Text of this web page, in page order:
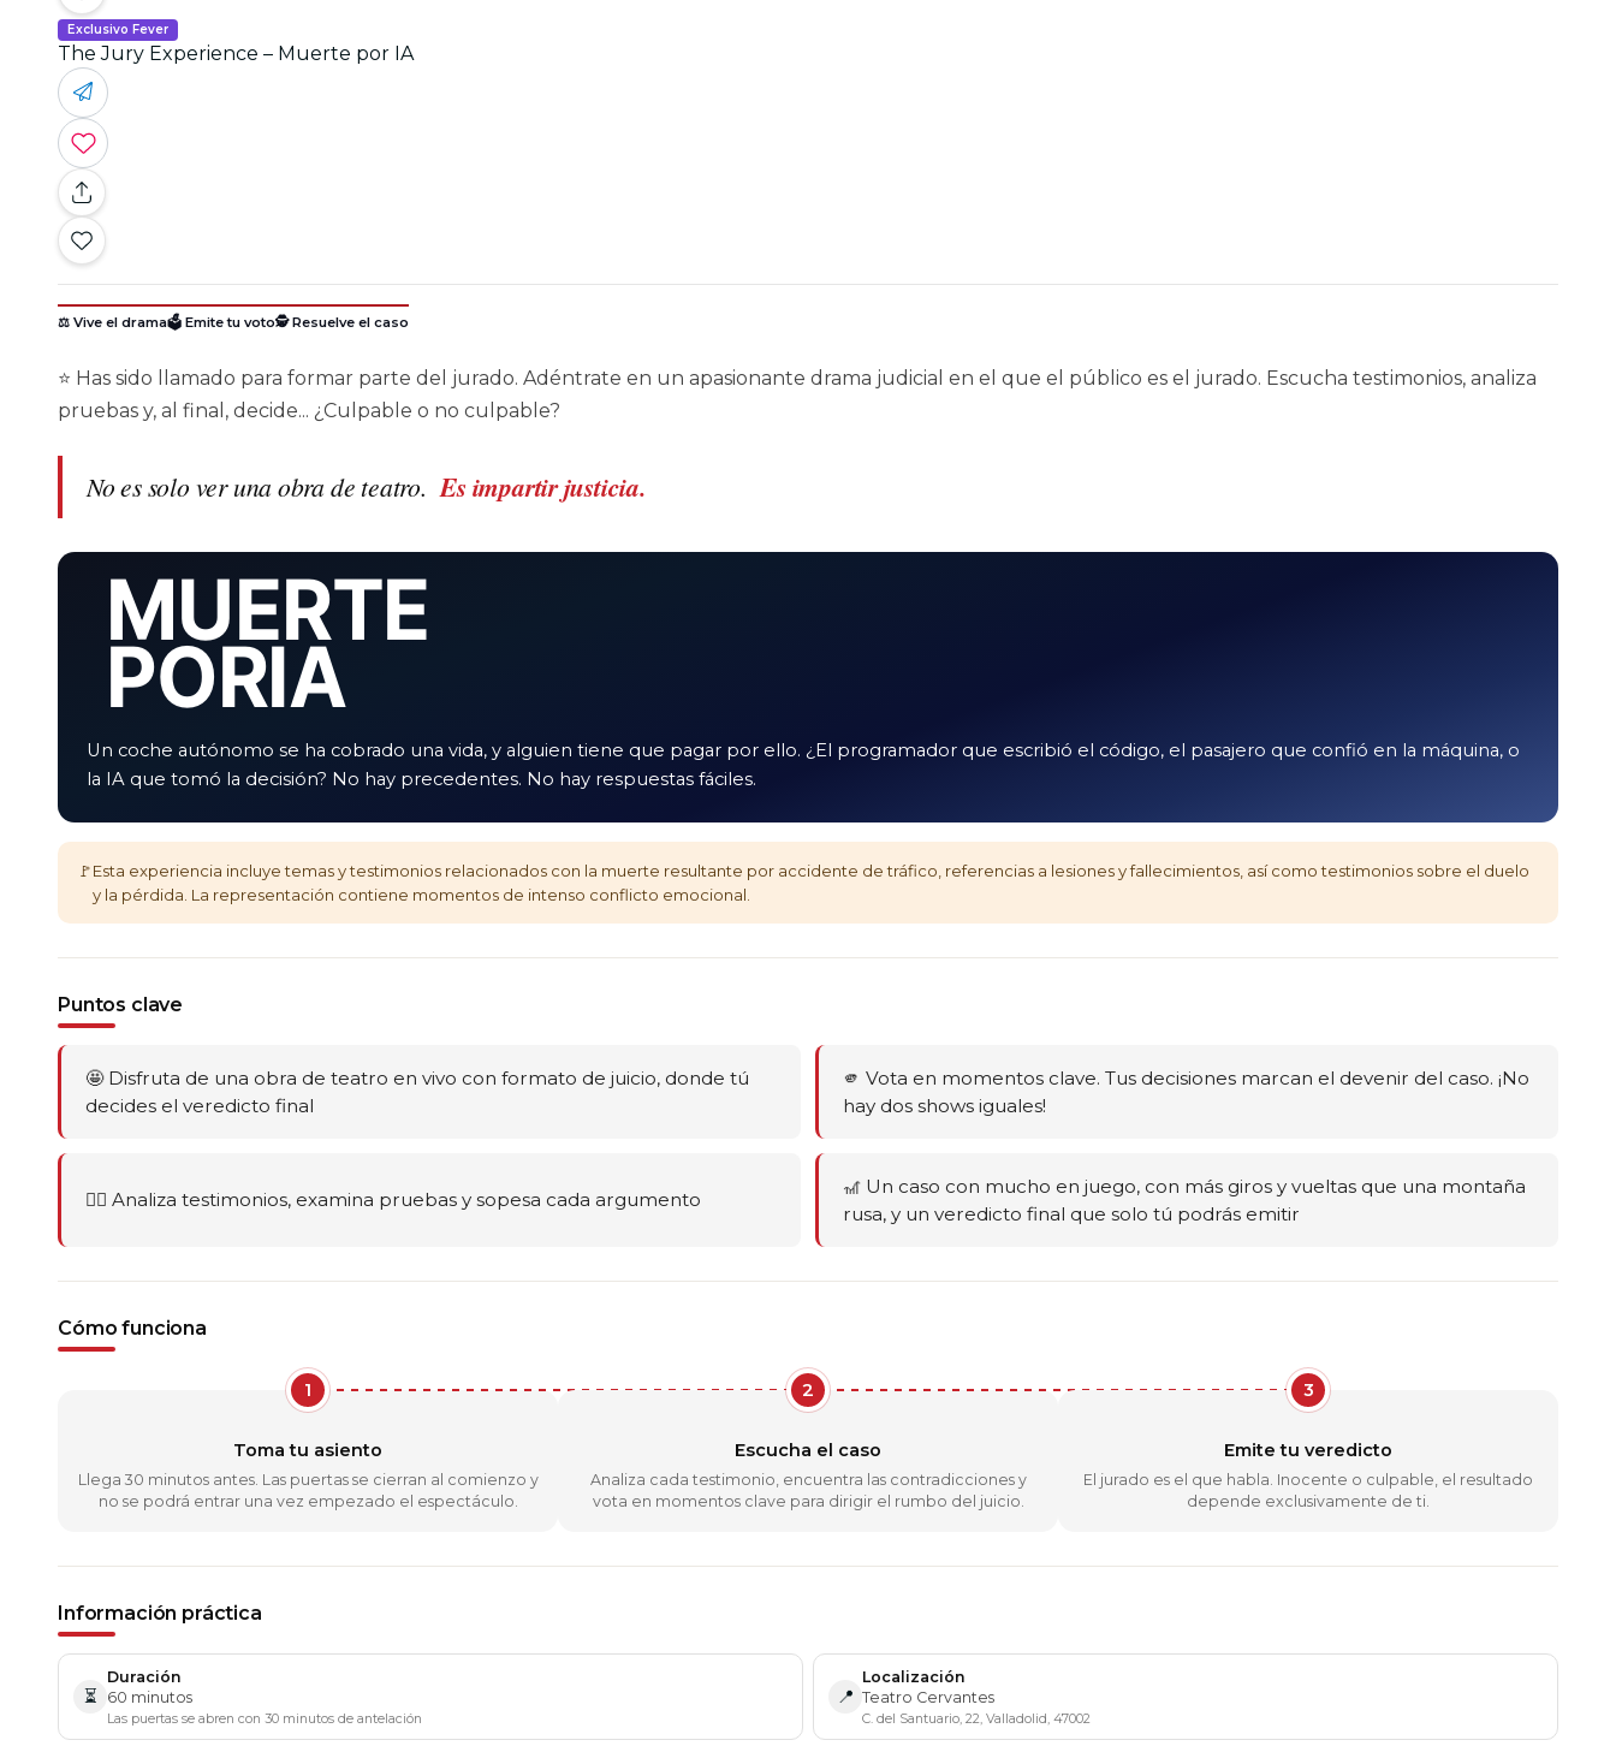
Exclusivo Fever
The Jury Experience – Muerte por IA
⚖️ Vive el drama🗳️ Emite tu voto🕵️ Resuelve el caso
⭐ Has sido llamado para formar parte del jurado. Adéntrate en un apasionante drama judicial en el que el público es el jurado. Escucha testimonios, analiza
pruebas y, al final, decide... ¿Culpable o no culpable?
No es solo ver una obra de teatro. Es impartir justicia.
MUERTE
POR IA
Un coche autónomo se ha cobrado una vida, y alguien tiene que pagar por ello. ¿El programador que escribió el código, el pasajero que confió en la máquina, o
la IA que tomó la decisión? No hay precedentes. No hay respuestas fáciles.
🚩Esta experiencia incluye temas y testimonios relacionados con la muerte resultante por accidente de tráfico, referencias a lesiones y fallecimientos, así como testimonios sobre el duelo
y la pérdida. La representación contiene momentos de intenso conflicto emocional.
Puntos clave
🤩 Disfruta de una obra de teatro en vivo con formato de juicio, donde tú
decides el veredicto final
🫵 Vota en momentos clave. Tus decisiones marcan el devenir del caso. ¡No
hay dos shows iguales!
🕵️‍♂️ Analiza testimonios, examina pruebas y sopesa cada argumento
🎢 Un caso con mucho en juego, con más giros y vueltas que una montaña
rusa, y un veredicto final que solo tú podrás emitir
Cómo funciona
1
Toma tu asiento
Llega 30 minutos antes. Las puertas se cierran al comienzo y
no se podrá entrar una vez empezado el espectáculo.
2
Escucha el caso
Analiza cada testimonio, encuentra las contradicciones y
vota en momentos clave para dirigir el rumbo del juicio.
3
Emite tu veredicto
El jurado es el que habla. Inocente o culpable, el resultado
depende exclusivamente de ti.
Información práctica
⏳
Duración
60 minutos
Las puertas se abren con 30 minutos de antelación
📍
Localización
Teatro Cervantes
C. del Santuario, 22, Valladolid, 47002